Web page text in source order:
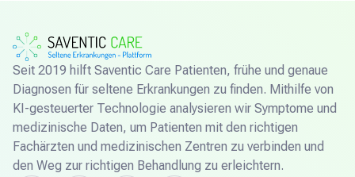
Seit 2019 hilft Saventic Care Patienten, frühe und genaue
Diagnosen für seltene Erkrankungen zu finden. Mithilfe von
KI-gesteuerter Technologie analysieren wir Symptome und
medizinische Daten, um Patienten mit den richtigen
Fachärzten und medizinischen Zentren zu verbinden und
den Weg zur richtigen Behandlung zu erleichtern.